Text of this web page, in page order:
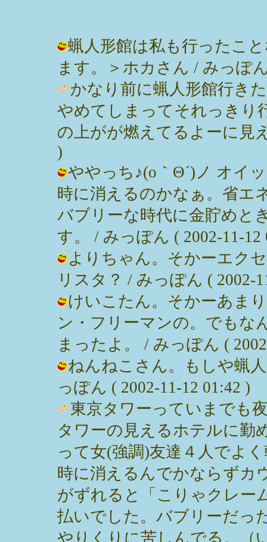
蝋人形館は私も行ったこ
ます。＞ホカさん / みっぽ
かなり前に蝋人形館行き
やめてしまってそれっきり
の上がが燃えてるよーに見
)
ややっち♪(o｀Θ´)ノ オイ
時に消えるのかなぁ。省エ
バブリーな時代に金貯めと
す。 / みっぽん ( 2002-11-12
よりちゃん。そかーエク
リスタ？ / みっぽん ( 2002-
けいこたん。そかーあま
ン・フリーマンの。でもな
まったよ。 / みっぽん (
ねんねこさん。もしや蝋
っぽん ( 2002-11-12 01:42 )
東京タワーっていまでも
タワーの見えるホテルに勤
って女(強調)友達４人でよ
時に消えるんでかならずカ
がずれると「こりゃクレー
払いでした。バブリーだっ
やりくりに苦しんでる。（